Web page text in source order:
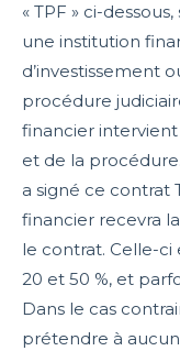
« TPF » ci-
une institution
d’investissement
procédure
financier intervient
et de la
a signé ce contrat
financier recevra
le contrat. Celle-
20 et 50 %, et
Dans le cas
prétendre à